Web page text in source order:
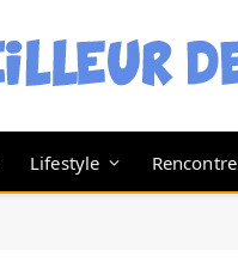
Lifestyle Rencontre